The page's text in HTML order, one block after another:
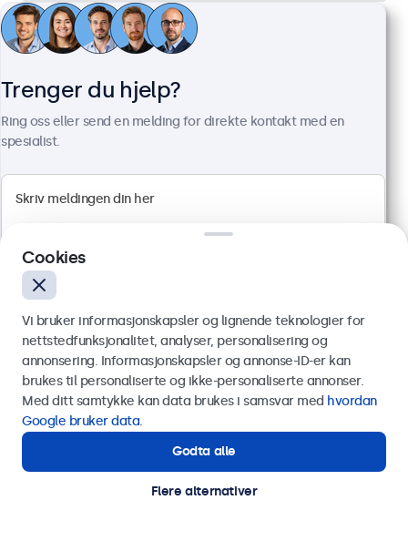
19" Touchskjerm Metall
Artikkelnr.:
19TS7M
100+ stykker på lager
Full HD multi-touch panel
HDMI, DisplayPort, USB-C, VGA
Trenger du hjelp?
Ring oss eller send en melding for direkte kontakt med en
spesialist.
Send
Eller ring oss på
Kontakt våre spesialister.
Cookies
Vi bruker informasjonskapsler og lignende teknologier for
nettstedfunksjonalitet, analyser, personalisering og
annonsering. Informasjonskapsler og annonse-ID-er kan
brukes til personaliserte og ikke-personaliserte annonser.
Med ditt samtykke kan data brukes i samsvar med hvordan
Google bruker data.
Godta alle
Flere alternativer